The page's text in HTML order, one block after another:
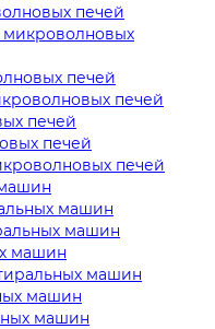
печей
печей
печей
печей
печей
печей
машин
машин
машин
машин
машин
машин